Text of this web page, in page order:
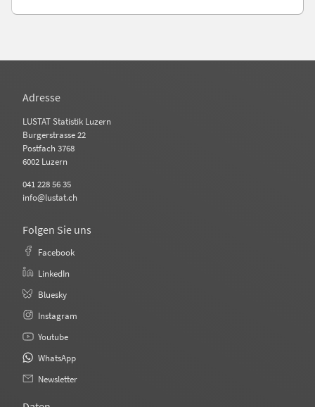
Adresse
LUSTAT Statistik Luzern
Burgerstrasse 22
Postfach 3768
6002 Luzern
041 228 56 35
info@lustat.ch
Folgen Sie uns
Facebook
LinkedIn
Bluesky
Instagram
Youtube
WhatsApp
Newsletter